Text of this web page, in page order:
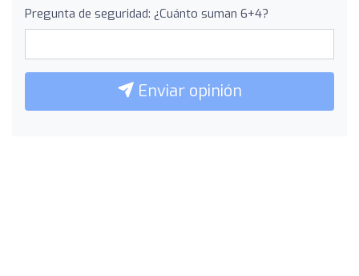
Pregunta de seguridad: ¿Cuánto suman 6+4?
Enviar opinión